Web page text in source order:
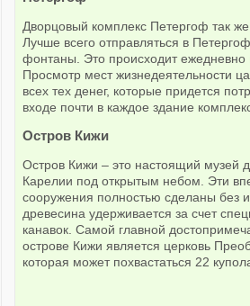
Дворцовый комплекс Петергоф так же
Лучше всего отправляться в
фонтаны. Это происходит ежедневно
Просмотр мест жизнедеятельности
всех тех денег, которые придется
входе почти в каждое здание
Остров Кижи
Остров Кижи – это настоящий музей
Карелии под открытым небом. Эти
сооружения полностью сделаны без
древесина удерживается за счет
канавок. Самой главной
острове Кижи является церковь
которая может похвастаться 22